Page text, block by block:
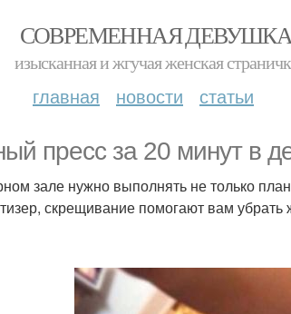
СОВРЕМЕННАЯ
изысканная и жгучая женская
главная новости статьи
пресс за 20 минут в
зале нужно выполнять не только
скрещивание помогают вам